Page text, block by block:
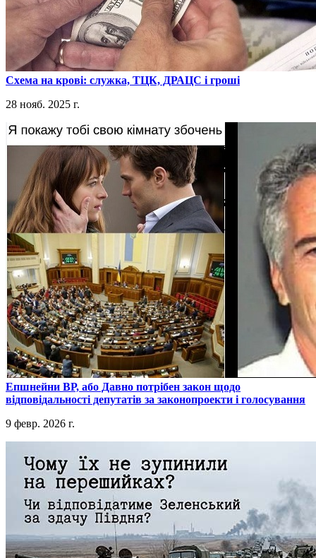
​Схема на крові: служка, ТЦК, ДРАЦС і гроші
28 нояб. 2025 г.
​Епшнейни ВР, або Давно потрібен закон щодо
відповідальності депутатів за законопроекти і голосування
9 февр. 2026 г.